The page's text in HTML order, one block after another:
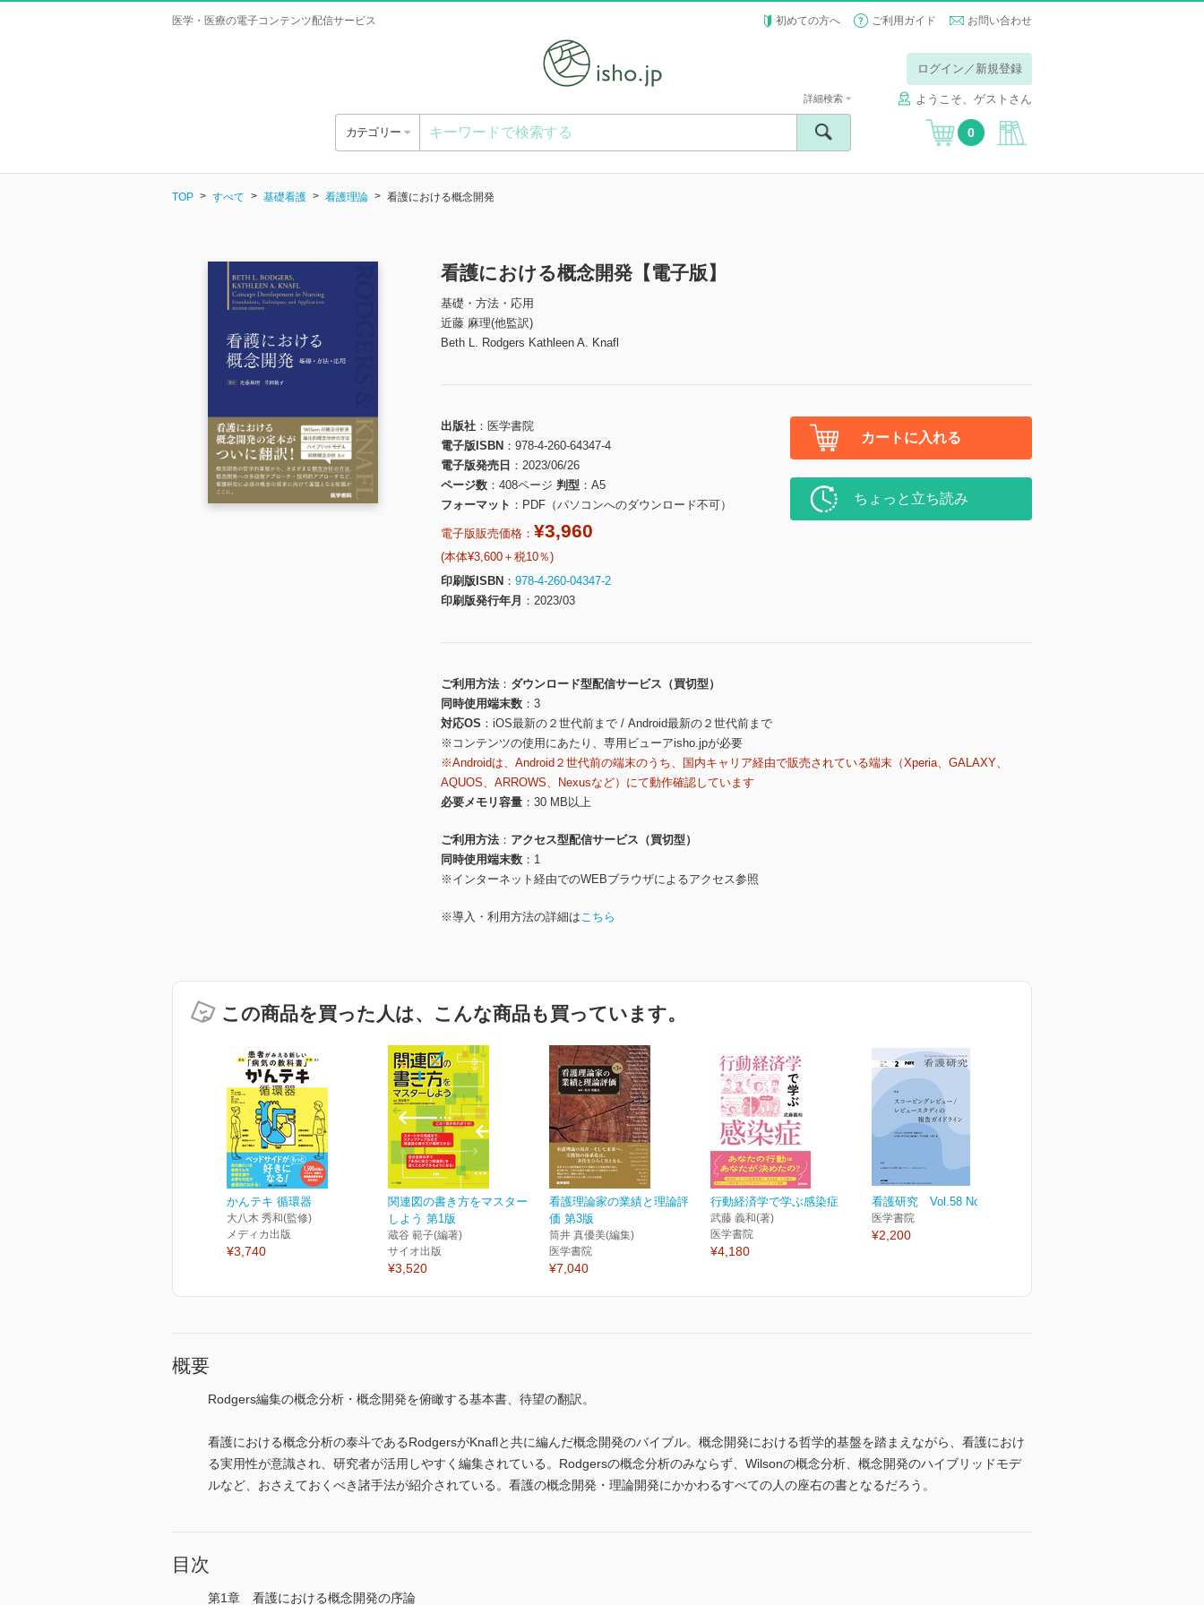
医学・医療の電子コンテンツ配信サービス 初めての方へ ご利用ガイド お問い合わせ
ログイン／新規登録
ようこそ、ゲストさん
カテゴリー
詳細検索
0
TOP すべて 基礎看護 看護理論 看護における概念開発
看護における概念開発【電子版】
基礎・方法・応用
近藤 麻理(他監訳)
Beth L. Rodgers Kathleen A. Knafl
出版社
医学書院
電子版ISBN
978-4-260-64347-4
電子版発売日
2023/06/26
ページ数
408ページ 判型
A5
フォーマット
PDF（パソコンへのダウンロード不可）
電子版販売価格： ¥3,960
(本体¥3,600＋税10％)
印刷版ISBN
978-4-260-04347-2
印刷版発行年月
2023/03
カートに入れる
ちょっと立ち読み
ご利用方法
ダウンロード型配信サービス（買切型）
同時使用端末数
3
対応OS
iOS最新の２世代前まで / Android最新の２世代前まで
※コンテンツの使用にあたり、専用ビューアisho.jpが必要
※Androidは、Android２世代前の端末のうち、国内キャリア経由で販売されている端末（Xperia、GALAXY、
AQUOS、ARROWS、Nexusなど）にて動作確認しています
必要メモリ容量
30 MB以上
ご利用方法
アクセス型配信サービス（買切型）
同時使用端末数
1
※インターネット経由でのWEBブラウザによるアクセス参照
※導入・利用方法の詳細はこちら
この商品を買った人は、こんな商品も買っています。
かんテキ 循環器
大八木 秀和(監修)
メディカ出版
¥3,740
関連図の書き方をマスター
しよう 第1版
蔵谷 範子(編著)
サイオ出版
¥3,520
看護理論家の業績と理論評
価 第3版
筒井 真優美(編集)
医学書院
¥7,040
行動経済学で学ぶ感染症
武藤 義和(著)
医学書院
¥4,180
看護研究 Vol.58 No.2
医学書院
¥2,200
概要
Rodgers編集の概念分析・概念開発を俯瞰する基本書、待望の翻訳。
看護における概念分析の泰斗であるRodgersがKnaflと共に編んだ概念開発のバイブル。概念開発における哲学的基盤を踏まえながら、看護におけ
る実用性が意識され、研究者が活用しやすく編集されている。Rodgersの概念分析のみならず、Wilsonの概念分析、概念開発のハイブリッドモデ
ルなど、おさえておくべき諸手法が紹介されている。看護の概念開発・理論開発にかかわるすべての人の座右の書となるだろう。
目次
第1章 看護における概念開発の序論